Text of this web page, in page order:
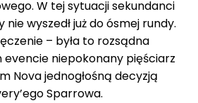
W tej sytuacji sekundanci
wyszedł już do ósmej rundy.
– była to rozsądna
niepokonany pięściarz
Nova jednogłośną decyzją
Sparrowa.